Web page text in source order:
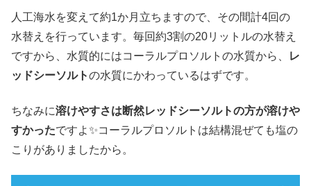
人工海水を変えて約1か月立ちますので、その間計4回の
水替えを行っています。毎回約3割の20リットルの水替え
ですから、水質的にはコーラルプロソルトの水質から、
レ
ッドシーソルトの水質にかわっているはずです。
ちなみに溶けやすさは断然レッドシーソルトの方が溶けや
すかったですよ✨コーラルプロソルトは結構混ぜても塩の
こりがありましたから。